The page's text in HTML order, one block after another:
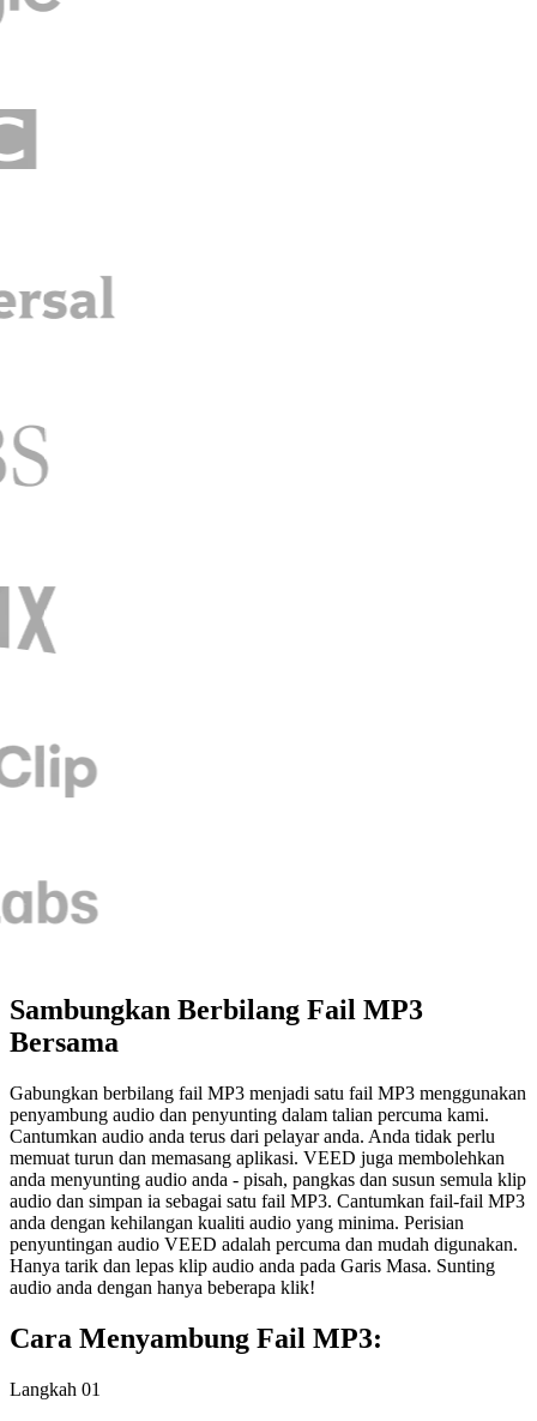
Sambungkan Berbilang Fail MP3
Bersama
Gabungkan berbilang fail MP3 menjadi satu fail MP3 menggunakan
penyambung audio dan penyunting dalam talian percuma kami.
Cantumkan audio anda terus dari pelayar anda. Anda tidak perlu
memuat turun dan memasang aplikasi. VEED juga membolehkan
anda menyunting audio anda - pisah, pangkas dan susun semula klip
audio dan simpan ia sebagai satu fail MP3. Cantumkan fail-fail MP3
anda dengan kehilangan kualiti audio yang minima. Perisian
penyuntingan audio VEED adalah percuma dan mudah digunakan.
Hanya tarik dan lepas klip audio anda pada Garis Masa. Sunting
audio anda dengan hanya beberapa klik!
Cara Menyambung Fail MP3:
Langkah 01